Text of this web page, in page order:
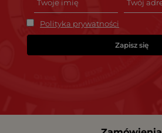
Polityka prywatności
Zapisz się